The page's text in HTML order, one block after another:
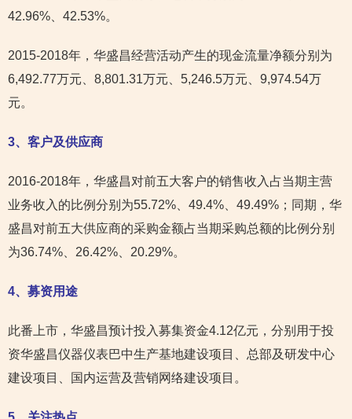
42.96%、42.53%。
2015-2018年，华盛昌经营活动产生的现金流量净额分别为
6,492.77万元、8,801.31万元、5,246.5万元、9,974.54万
元。
3、客户及供应商
2016-2018年，华盛昌对前五大客户的销售收入占当期主营
业务收入的比例分别为55.72%、49.4%、49.49%；同期，华
盛昌对前五大供应商的采购金额占当期采购总额的比例分别
为36.74%、26.42%、20.29%。
4、募资用途
此番上市，华盛昌预计投入募集资金4.12亿元，分别用于投
资华盛昌仪器仪表巴中生产基地建设项目、总部及研发中心
建设项目、国内运营及营销网络建设项目。